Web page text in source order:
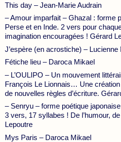
This day – Jean-Marie Audrain
– Amour imparfait – Ghazal : forme
Perse et en Inde. 2 vers pour
imagination encouragées ! Gérard
J’espère (en acrostiche) –
Fétiche lieu – Daroca Mikael
– L’OULIPO – Un mouvement
François Le Lionnais… Une création
de nouvelles règles d’écriture.
– Senryu – forme poétique
3 vers, 17 syllabes ! De l’humour,
Lepoutre
Mys Paris – Daroca Mikael